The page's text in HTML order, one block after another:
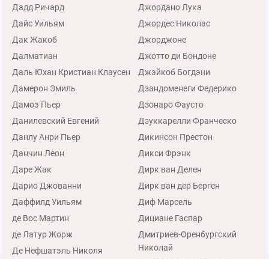
Дадд Ричард
Дайс Уильям
Дак Жакоб
Далматиан
Даль Юхан Кристиан Клаусен
Дамерон Эмиль
Дамоэ Пьер
Данилевский Евгений
Данлу Анри Пьер
Данчин Леон
Даре Жак
Дарио Джованни
Даффилд Уильям
де Вос Мартин
де Латур Жорж
Де Нефшатэль Николя
Джордано Лука
Джордес Николас
Джорджоне
Джотто ди Бондоне
Джэйкоб Богдэни
Дзандоменеги Федерико
Дзонаро Фаусто
Дзуккарелли Франческо
Дикинсон Престон
Дикси Фрэнк
Дирк ван Делен
Дирк ван дер Берген
Диф Марсель
Дициане Гаспар
Дмитриев-Оренбургский
Николай